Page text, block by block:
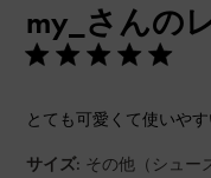
my_さんの
とても可愛くて使いやす
サイズ: その他（シュー